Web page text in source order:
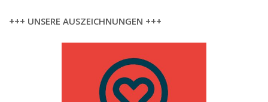
+++ UNSERE AUSZEICHNUNGEN +++